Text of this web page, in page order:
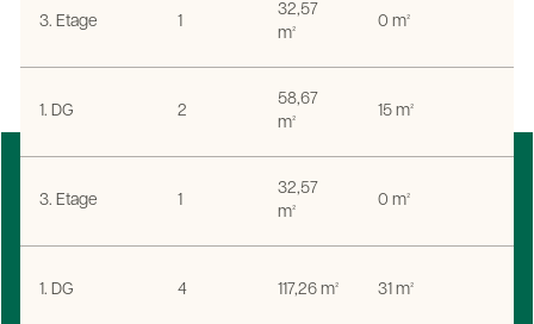
3. Etage 1
32,57
m²
0 m²
1. DG 2
58,67
m²
15 m²
3. Etage 1
32,57
m²
0 m²
1. DG 4 117,26 m² 31 m²